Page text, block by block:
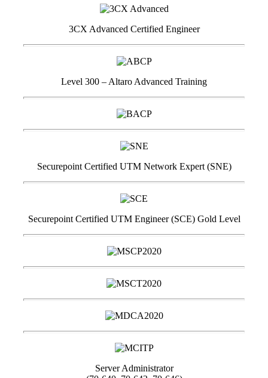
3CX Advanced Certified Engineer
Level 300 – Altaro Advanced Training
Securepoint Certified UTM Network Expert (SNE)
Securepoint Certified UTM Engineer (SCE) Gold Level
Server Administrator